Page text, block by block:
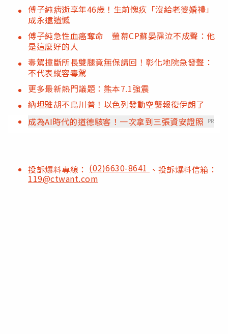
傅子純病逝享年46歲！生前愧疚「沒給老婆婚禮」
成永遠遺憾
傅子純急性血癌奪命 螢幕CP蘇晏霈泣不成聲：他
是這麼好的人
毒駕撞斷所長雙腿竟無保請回！彰化地院急發聲：
不代表縱容毒駕
更多最新熱門議題：熊本7.1強震
納坦雅胡不鳥川普！以色列發動空襲報復伊朗了
成為AI時代的道德駭客！一次拿到三張資安證照
PR
投訴爆料專線： (02)6630-8641 、投訴爆料信箱：
119@ctwant.com